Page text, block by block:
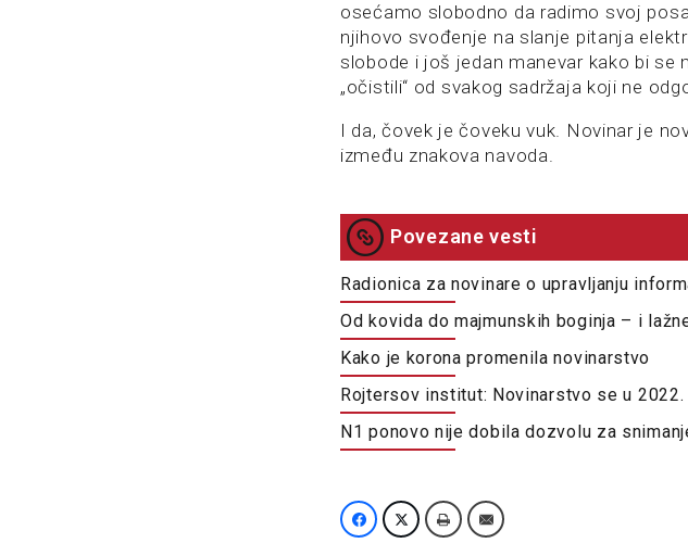
osećamo slobodno da radimo svoj
njihovo svođenje na slanje pitanja
slobode i još jedan manevar kako bi
„očistili“ od svakog sadržaja koji ne
I da, čovek je čoveku vuk. Novinar je
između znakova navoda.
Povezane vesti
Radionica za novinare o upravljanju
Od kovida do majmunskih boginja – i
Kako je korona promenila novinarstvo
Rojtersov institut: Novinarstvo se u
N1 ponovo nije dobila dozvolu za